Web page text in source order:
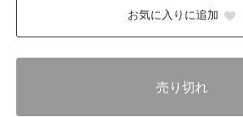
お気に入りに追加
売り切れ